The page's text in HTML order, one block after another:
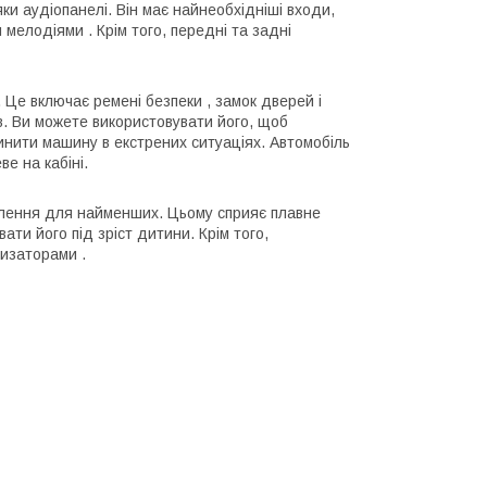
аудіопанелі. Він має найнеобхідніші входи,
. Крім того, передні та задні
включає ремені безпеки , замок дверей і
Ви можете використовувати його, щоб
машину в екстрених ситуаціях. Автомобіль
на кабіні.
для найменших. Цьому сприяє плавне
його під зріст дитини. Крім того,
.